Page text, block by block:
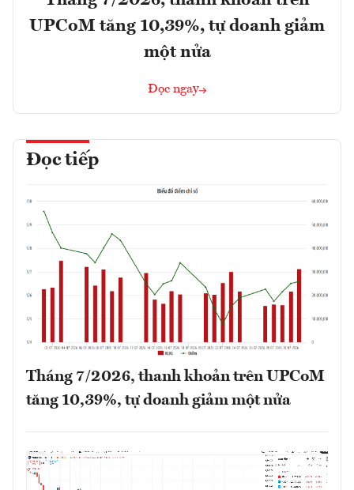
UPCoM tăng 10,39%, tự doanh giảm
một nửa
Đọc ngay
Đọc tiếp
Tháng 7/2026, thanh khoản trên UPCoM
tăng 10,39%, tự doanh giảm một nửa